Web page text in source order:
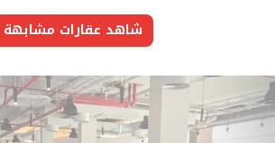
شاهد عقارات مشابهة